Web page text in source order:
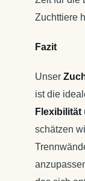
Zuchttiere
Fazit
Unser
ist die
Flexibilität
schätzen